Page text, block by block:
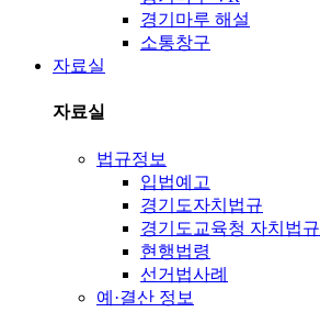
경기마루 해설
소통창구
자료실
자료실
법규정보
입법예고
경기도자치법규
경기도교육청 자치법규
현행법령
선거법사례
예·결산 정보